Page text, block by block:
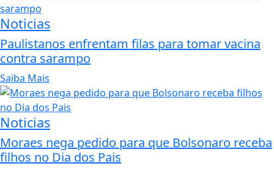
Noticias
Paulistanos enfrentam filas para tomar vacina
contra sarampo
Saiba Mais
Noticias
Moraes nega pedido para que Bolsonaro receba
filhos no Dia dos Pais